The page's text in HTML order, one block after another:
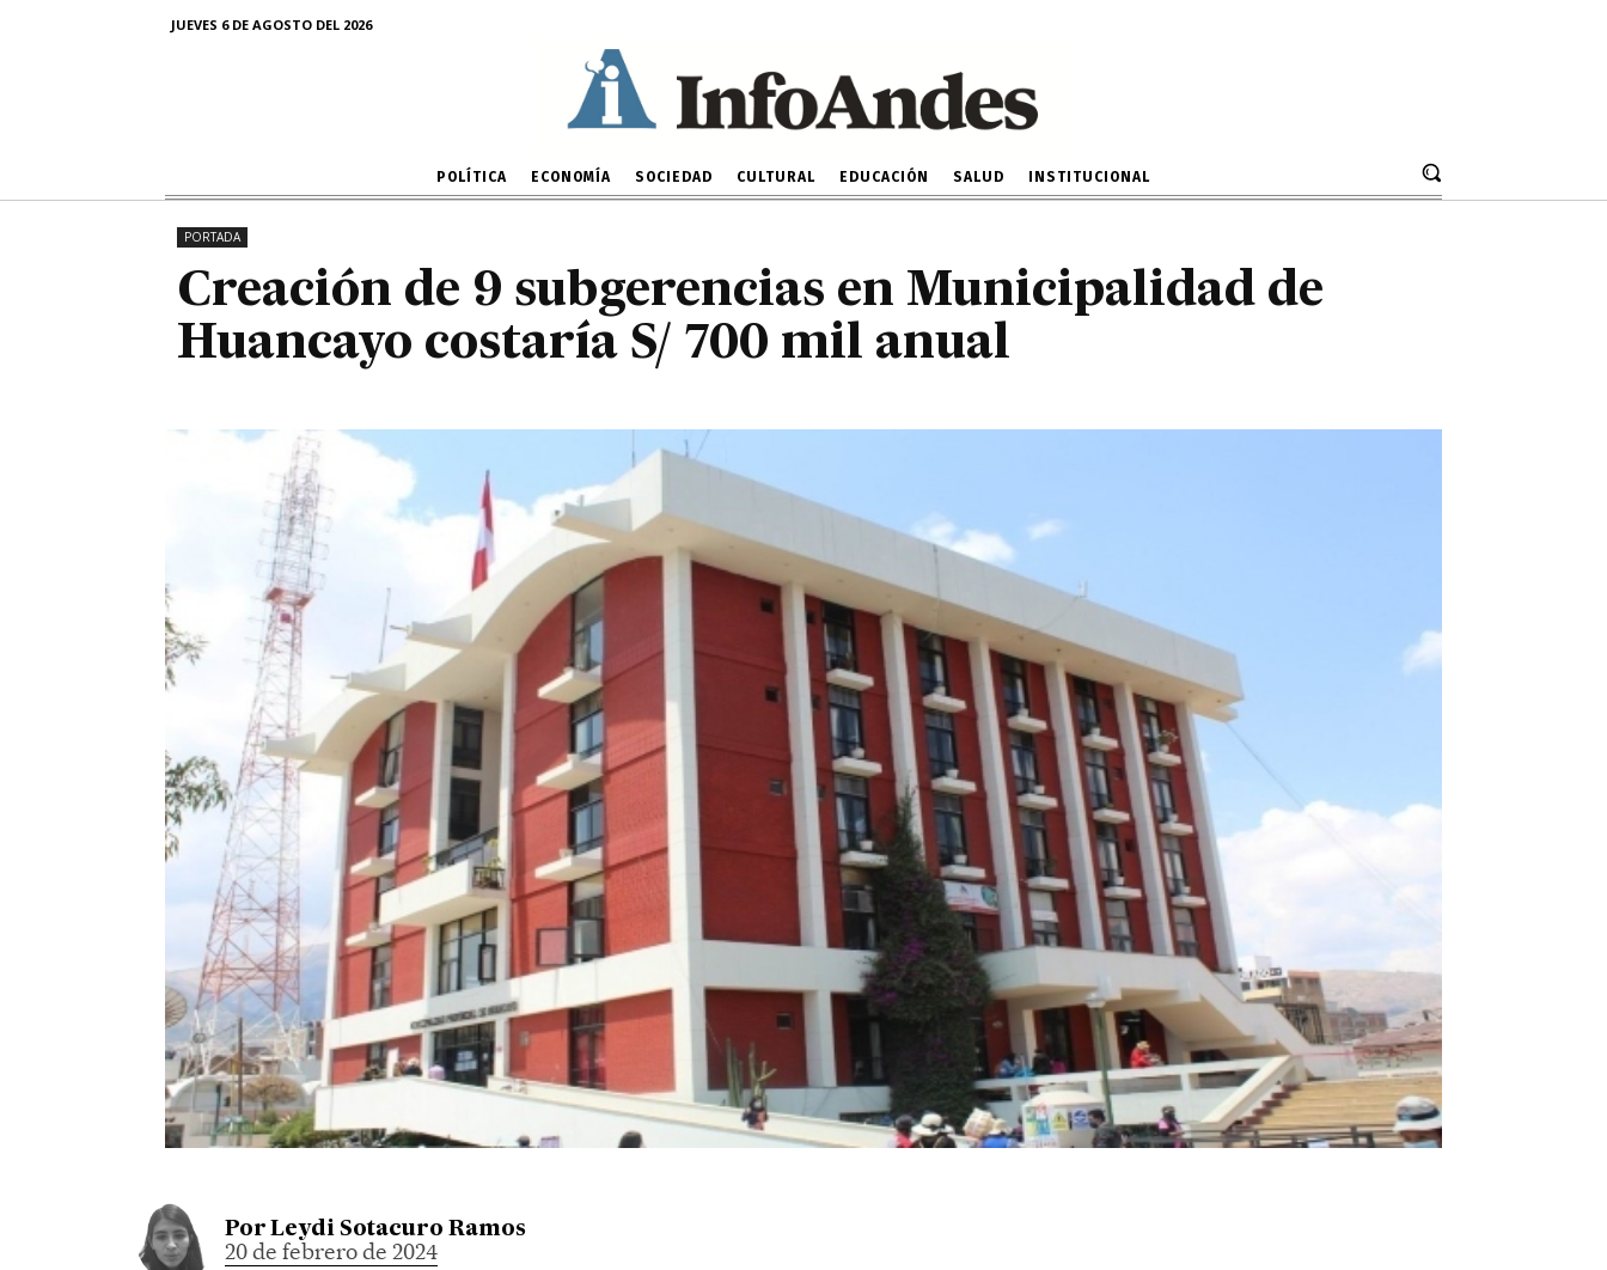
JUEVES 6 DE AGOSTO DEL 2026
POLÍTICA ECONOMÍA SOCIEDAD CULTURAL EDUCACIÓN SALUD INSTITUCIONAL
Creación de 9 subgerencias en Municipalidad de
Huancayo costaría S/ 700 mil anual
PORTADA
Creación de 9 subgerencias en Municipalidad de
Huancayo costaría S/ 700 mil anual
Por Leydi Sotacuro Ramos
20 de febrero de 2024